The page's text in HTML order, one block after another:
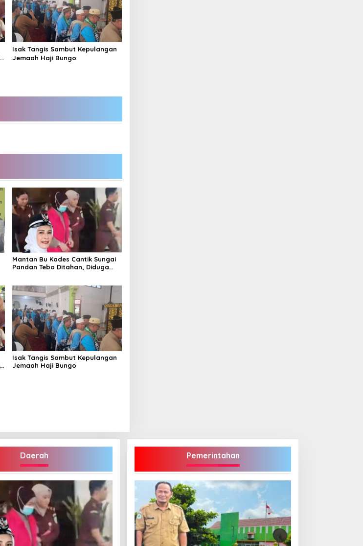
Isak Tangis Sambut Kepulangan
Jemaah Haji Bungo
Mantan Bu Kades Cantik Sungai
Pandan Tebo Ditahan, Diduga
Isak Tangis Sambut Kepulangan
Jemaah Haji Bungo
Daerah Pemerintahan